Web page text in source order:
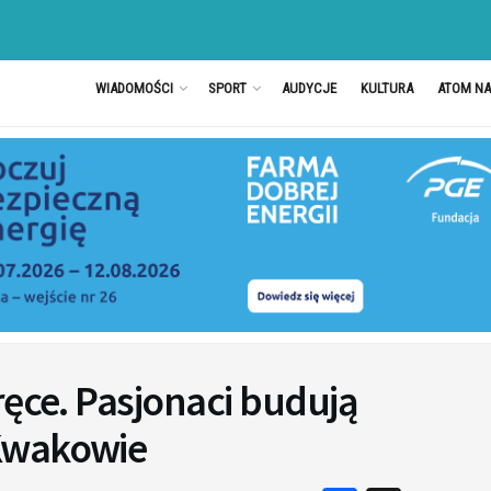
WIADOMOŚCI SPORT AUDYCJE KULTURA ATOM
Pasjonaci budują